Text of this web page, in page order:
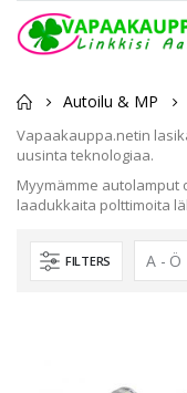
Autoilu & MP
Vapaakauppa.netin
uusinta teknologiaa.
Myymämme
laadukkaita polttimoita
FILTERS